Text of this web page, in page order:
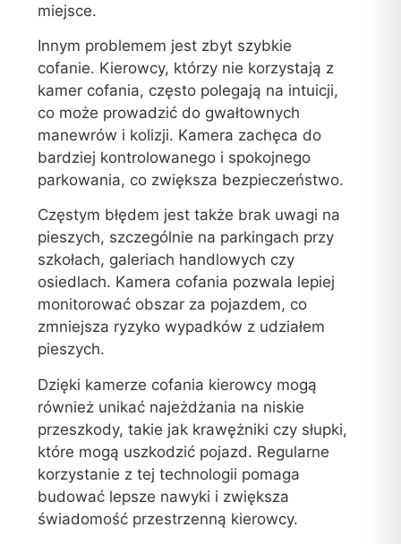
miejsce.
Innym problemem jest zbyt szybkie
cofanie. Kierowcy, którzy nie korzystają z
kamer cofania, często polegają na intuicji,
co może prowadzić do gwałtownych
manewrów i kolizji. Kamera zachęca do
bardziej kontrolowanego i spokojnego
parkowania, co zwiększa bezpieczeństwo.
Częstym błędem jest także brak uwagi na
pieszych, szczególnie na parkingach przy
szkołach, galeriach handlowych czy
osiedlach. Kamera cofania pozwala lepiej
monitorować obszar za pojazdem, co
zmniejsza ryzyko wypadków z udziałem
pieszych.
Dzięki kamerze cofania kierowcy mogą
również unikać najeżdżania na niskie
przeszkody, takie jak krawężniki czy słupki,
które mogą uszkodzić pojazd. Regularne
korzystanie z tej technologii pomaga
budować lepsze nawyki i zwiększa
świadomość przestrzenną kierowcy.